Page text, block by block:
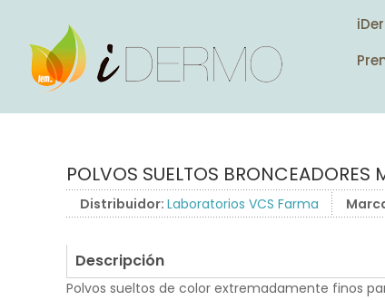
POLVOS SUELTOS BRONCEADORES
Distribuidor: Laboratorios VCS Farma
Descripción
Polvos sueltos de color extremadamente finos